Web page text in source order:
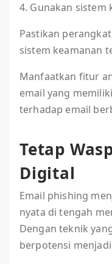
4. Gunakan sistem
Pastikan
sistem keamanan
Manfaatkan fitur
email yang
terhadap email
Tetap
Digital
Email phishing
nyata di tengah
Dengan teknik
berpotensi